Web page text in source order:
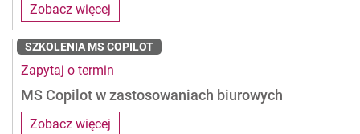
Zobacz więcej
SZKOLENIA MS COPILOT
Zobacz więcej
MS Copilot w zastosowaniach biurowych
Zapytaj o termin